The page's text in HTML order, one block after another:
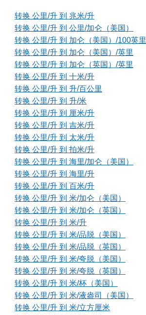
转换 公里/升 到 兆米/升
转换 公里/升 到 公里/加仑（美国）
转换 公里/升 到 加仑（美国）/100英里
转换 公里/升 到 加仑（美国）/英里
转换 公里/升 到 加仑（英国）/英里
转换 公里/升 到 十米/升
转换 公里/升 到 升/百公里
转换 公里/升 到 升/米
转换 公里/升 到 厘米/升
转换 公里/升 到 吉米/升
转换 公里/升 到 太米/升
转换 公里/升 到 拍米/升
转换 公里/升 到 海里/加仑（美国）
转换 公里/升 到 海里/升
转换 公里/升 到 百米/升
转换 公里/升 到 米/加仑（美国）
转换 公里/升 到 米/加仑（英国）
转换 公里/升 到 米/升
转换 公里/升 到 米/品脱（美国）
转换 公里/升 到 米/品脱（英国）
转换 公里/升 到 米/夸脱（美国）
转换 公里/升 到 米/夸脱（英国）
转换 公里/升 到 米/杯（美国）
转换 公里/升 到 米/液盎司（美国）
转换 公里/升 到 米/立方厘米